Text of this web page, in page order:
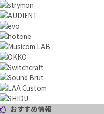
おすすめ情報